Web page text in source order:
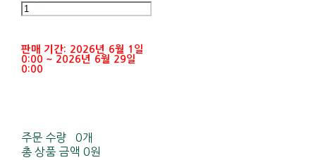
판매 기간: 2026년 6월 1일
0:00 ~ 2026년 6월 29일
0:00
주문 수량
0개
총 상품 금액 0원